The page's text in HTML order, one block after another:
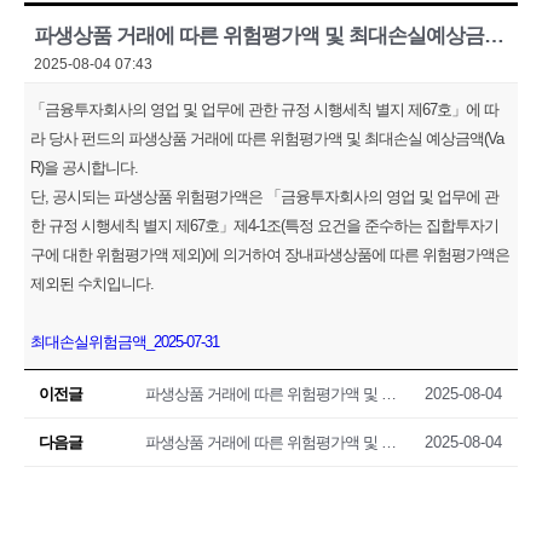
파생상품 거래에 따른 위험평가액 및 최대손실예상금액(VaR) 공시(2025.07.31)
2025-08-04 07:43
「금융투자회사의 영업 및 업무에 관한 규정 시행세칙 별지 제67호」에 따
라 당사 펀드의 파생상품 거래에 따른 위험평가액 및 최대손실 예상금액(Va
R)을 공시합니다.
단, 공시되는 파생상품 위험평가액은 「금융투자회사의 영업 및 업무에 관
한 규정 시행세칙 별지 제67호」제4-1조(특정 요건을 준수하는 집합투자기
구에 대한 위험평가액 제외)에 의거하여 장내파생상품에 따른 위험평가액은
제외된 수치입니다.
최대손실위험금액_2025-07-31
이전글 파생상품 거래에 따른 위험평가액 및 최대손실예상금액(VaR) 공시(2025.07.30) 2025-08-04
다음글 파생상품 거래에 따른 위험평가액 및 최대손실예상금액(VaR) 공시(2025.08.01) 2025-08-04